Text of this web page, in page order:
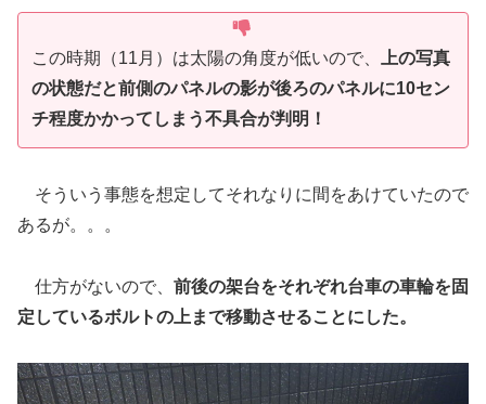
この時期（11月）は太陽の角度が低いので、
上の写真
の状態だと前側のパネルの影が後ろのパネルに10セン
チ程度かかってしまう不具合が判明！
そういう事態を想定してそれなりに間をあけていたので
あるが。。。
仕方がないので、 前後の架台をそれぞれ台車の車輪を固
定しているボルトの上まで移動させることにした。